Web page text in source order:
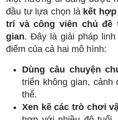
đầu tư lựa chọn là kết
trí và công viên chủ đề
gian. Đây là giải pháp
điểm của cả hai mô hình:
Dùng câu chuyện
triển không gian, cảnh
thể.
Xen kẽ các trò chơi